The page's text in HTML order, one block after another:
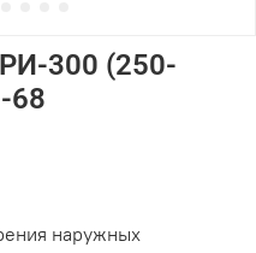
300 (250-
68
наружных